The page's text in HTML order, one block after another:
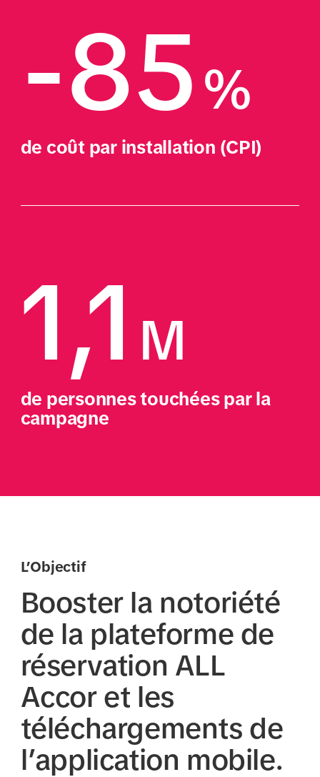
-85 %
de coût par installation (CPI)
1,1 M
de personnes touchées par la
campagne
L’Objectif
Booster la notoriété
de la plateforme de
réservation ALL
Accor et les
téléchargements de
l’application mobile.